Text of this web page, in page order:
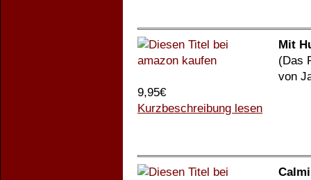
Mit
(Das
von
9,95€
Kurzbeschreibung lesen